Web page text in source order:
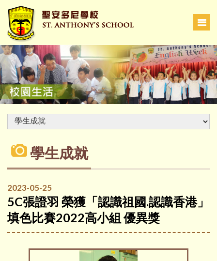
學生成就
2023-05-25
5C張證羽 榮獲「認識祖國.認識香港」
填色比賽2022高小組 優異獎